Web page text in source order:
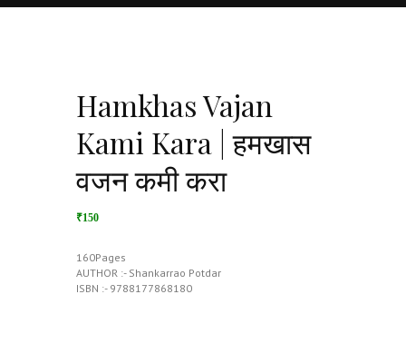
Hamkhas Vajan
Kami Kara | हमखास
वजन कमी करा
₹150
160Pages
AUTHOR :- Shankarrao Potdar
ISBN :- 9788177868180